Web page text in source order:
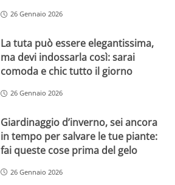
26 Gennaio 2026
La tuta può essere elegantissima,
ma devi indossarla così: sarai
comoda e chic tutto il giorno
26 Gennaio 2026
Giardinaggio d’inverno, sei ancora
in tempo per salvare le tue piante:
fai queste cose prima del gelo
26 Gennaio 2026